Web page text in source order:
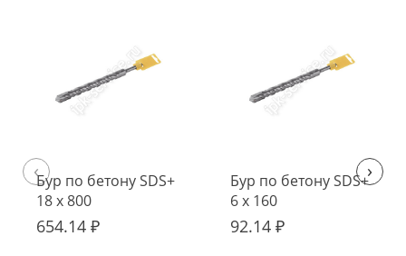
Бур по бетону SDS+
18 х 800
654.14 ₽
Бур по бетону SDS+
6 х 160
92.14 ₽
‹ ›